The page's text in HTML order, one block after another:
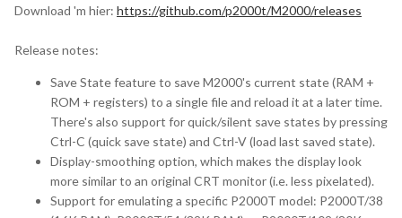
Download 'm hier: https://github.com/p2000t/M2000/releases
Release notes:
Save State feature to save M2000's current state (RAM +
ROM + registers) to a single file and reload it at a later time.
There's also support for quick/silent save states by pressing
Ctrl-C (quick save state) and Ctrl-V (load last saved state).
Display-smoothing option, which makes the display look
more similar to an original CRT monitor (i.e. less pixelated).
Support for emulating a specific P2000T model: P2000T/38